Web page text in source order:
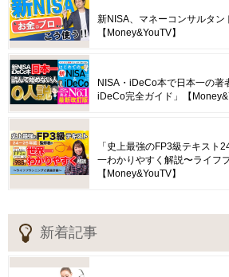
新NISA、マネーコンサルタン
【Money&YouTV】
NISA・iDeCo本で日本一の著
iDeCo完全ガイド」【
「史上最強のFP3級テキスト
一わかりやすく解説〜ライフ
【Money&YouTV】
新着記事